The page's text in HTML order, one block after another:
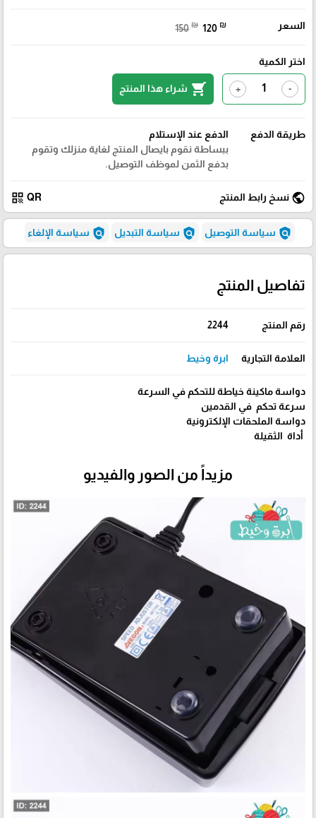
السعر 150 ₪ 120 ₪
اختر الكمية
-
+
shopping_cart شراء هذا المنتج
طريقة الدفع
الدفع عند الإستلام
ببساطة نقوم بايصال المنتج لغاية منزلك وتقوم
بدفع الثمن لموظف التوصيل.
public نسخ رابط المنتج QR
qr_code
policy سياسة التوصيل policy سياسة التبديل policy سياسة الإلغاء
تفاصيل المنتج
رقم المنتج 2244
العلامة التجارية ابرة وخيط
دواسة ماكينة خياطة للتحكم في السرعة
سرعة تحكم في القدمين
دواسة الملحقات الإلكترونية
أداة الثقيلة
مزيداً من الصور والفيديو